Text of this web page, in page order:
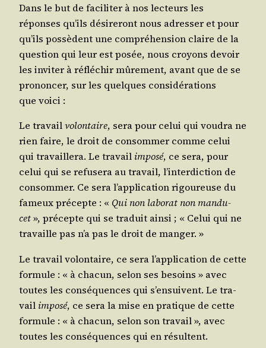
Dans le but de faci­li­ter à nos lec­teurs les
réponses qu’ils dési­re­ront nous adres­ser et pour
qu’ils pos­sèdent une com­pré­hen­sion claire de la
ques­tion qui leur est posée, nous croyons devoir
les invi­ter à réflé­chir mûre­ment, avant que de se
pro­non­cer, sur les quelques consi­dé­ra­tions
que voici :
Le tra­vailvolon­taire, sera pour celui qui vou­dra ne
rien faire, le droit de consom­mer comme celui
qui tra­vaille­ra. Le tra­vail impo­sé, ce sera, pour
celui qui se refu­se­ra au tra­vail, l’interdiction de
consom­mer. Ce sera l’application rigou­reuse du
fameux pré­cepte : « Qui non labo­rat non man­du­
cet», pré­cepte qui se tra­duit ain­si ; « Celui qui ne
tra­vaille pas n’a pas le droit de manger. »
Le tra­vail volon­taire, ce sera l’application de cette
for­mule : « à cha­cun, selon ses besoins » avec
toutes les consé­quences qui s’ensuivent. Le tra­
vail impo­sé, ce sera la mise en pra­tique de cette
for­mule : « à cha­cun, selon son tra­vail », avec
toutes les consé­quences qui en résultent.